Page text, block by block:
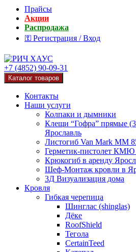
Прайсы
Акции
Распродажа
⚿ Регистрация / Вход
+7 (4852) 90-09-31
Каталог товаров
Контакты
Наши услуги
Колпаки и дымники
Клещи “Гофра” прямые
Ярославль
Листогиб Van Mark MM
Герметик-пистолет КМЮ
Крюкогиб в аренду
Шеф-Монтаж кровли в
3Д Визуализация дома
Кровля
Гибкая черепица
Шинглас (shinglas)
Дёке
RoofShield
Тегола
CertainTeed